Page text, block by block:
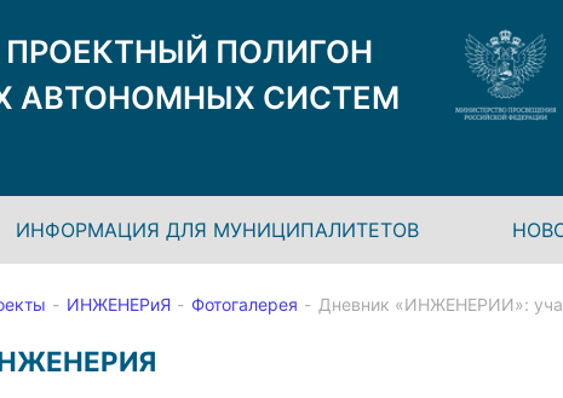
ПОЛИГОН
АВТОНОМНЫХ СИСТЕМ
ИНФОРМАЦИЯ ДЛЯ МУНИЦИПАЛИТЕТОВ
ИНЖЕНЕРиЯ Фотогалерея Дневник «ИНЖЕНЕРИИ»: